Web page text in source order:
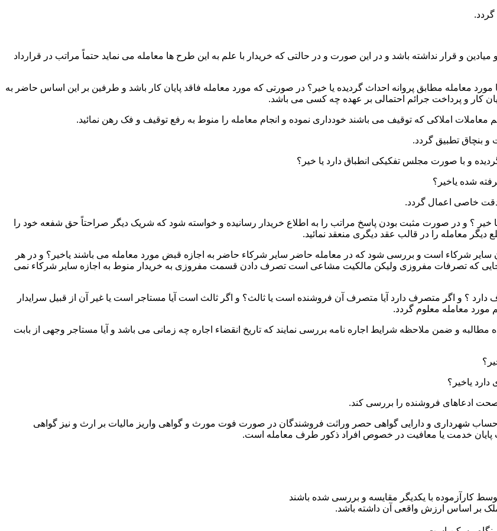
و قرار نداشته باشد و در این صورت و در حالتی که خریدار با علم به این طرح ها معامله می نماید حتماً مراتب در قرارداد
معامله مطابق پروانه احداث گردیده یا خیر؟ در صورتی که مورد معامله فاقد پایان کار باشد و طرفین بر این اساس حاضر به
کار و پرداخت جرائم احتمالی بر عهده چه کسی می باشد.
خیر ؟ و در صورت مثبت بودن پاسخ مراتب را به اطلاع خریدار رسانیده و خواسته شود که شریک دیگر صراحتاً حق شفعه خود را
معامله را در قالب عقد دیگری منعقد نمائید.
سایر شرکاء است و بررسی شود که در معامله حاضر سایر شرکاء حاضر به اجازه قبض مورد معامله می باشند یاخیر؟ و در هر
که تصرفات مفروزی ولیکن مالکیت مشاعی است تصرف دادن قسمت مفروزی به خریدار منوط به اجازه سایر شرکاء نمی
؟ و اگر متصرف دارد آیا متصرف آن فروشنده است یا ثالث؟ و اگر ثالث است آیا مستاجر است یا غیر آن از قبیل سرایدار
مورد معامله معلوم گردد.
مطالبه و ضمن ملاحظه شرایط اجاره نامه بررسی نمایند که تاریخ انقضاء اجاره چه زمانی می باشد و آیا مستاجر وجهی از بابت
شهرداری و دارایی گواهی حصر وراثت فروشندگان در صورت فوت مورث و گواهی واریز مالیات بر ارث و نیز گواهی
پایان خدمت یا معافیت در خصوص افراد ذکور طرف معامله است.
کارآزموده با یکدیگر مقایسه و بررسی شده باشند
بر اساس ارزش واقعی آن داشته باشد.